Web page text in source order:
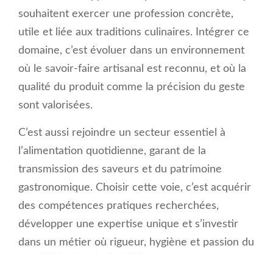
souhaitent exercer une profession concrète,
utile et liée aux traditions culinaires. Intégrer ce
domaine, c’est évoluer dans un environnement
où le savoir-faire artisanal est reconnu, et où la
qualité du produit comme la précision du geste
sont valorisées.
C’est aussi rejoindre un secteur essentiel à
l’alimentation quotidienne, garant de la
transmission des saveurs et du patrimoine
gastronomique. Choisir cette voie, c’est acquérir
des compétences pratiques recherchées,
développer une expertise unique et s’investir
dans un métier où rigueur, hygiène et passion du